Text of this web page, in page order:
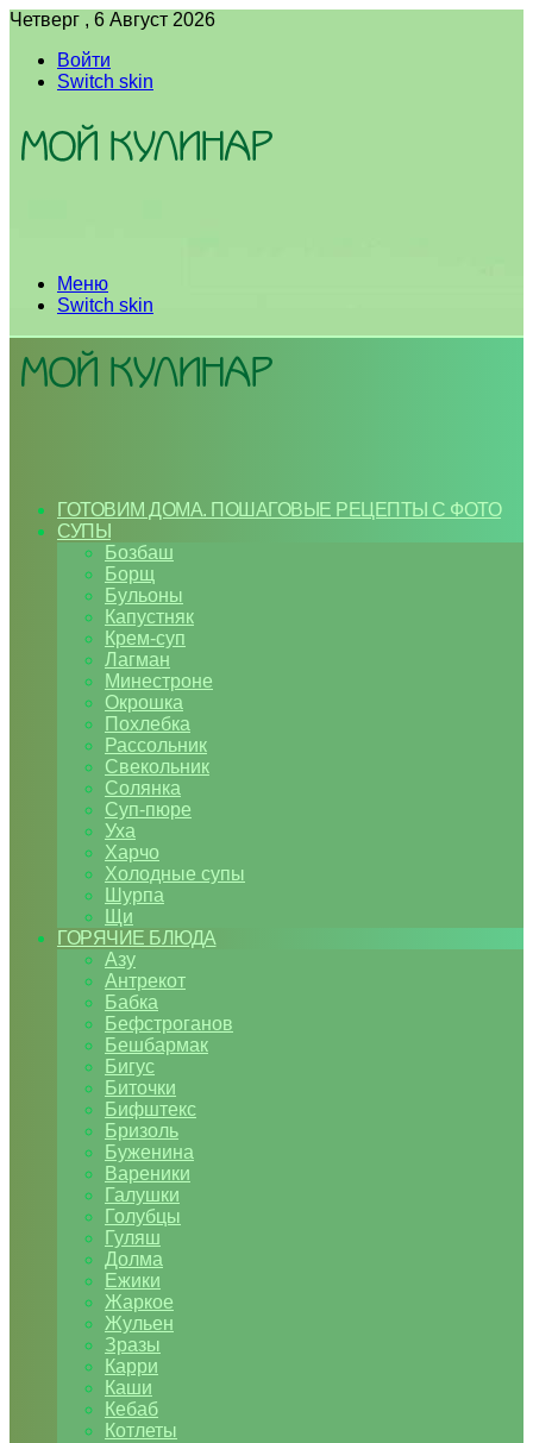
Четверг , 6 Август 2026
Войти
Switch skin
Меню
Switch skin
ГОТОВИМ ДОМА. ПОШАГОВЫЕ РЕЦЕПТЫ С ФОТО
СУПЫ
Бозбаш
Борщ
Бульоны
Капустняк
Крем-суп
Лагман
Минестроне
Окрошка
Похлебка
Рассольник
Свекольник
Солянка
Суп-пюре
Уха
Харчо
Холодные супы
Шурпа
Щи
ГОРЯЧИЕ БЛЮДА
Азу
Антрекот
Бабка
Бефстроганов
Бешбармак
Бигус
Биточки
Бифштекс
Бризоль
Буженина
Вареники
Галушки
Голубцы
Гуляш
Долма
Ежики
Жаркое
Жульен
Зразы
Карри
Каши
Кебаб
Котлеты